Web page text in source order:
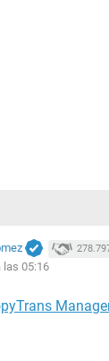
las 05:16